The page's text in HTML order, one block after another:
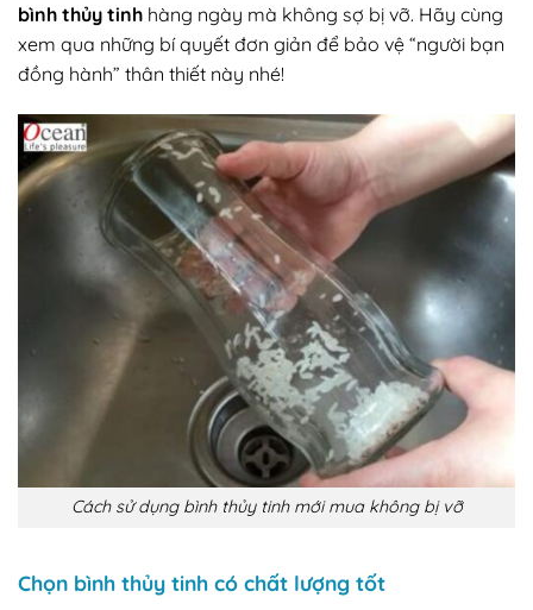
bình thủy tinh hàng ngày mà không sợ bị vỡ. Hãy cùng
xem qua những bí quyết đơn giản để bảo vệ “người bạn
đồng hành” thân thiết này nhé!
Cách sử dụng bình thủy tinh mới mua không bị vỡ
Chọn bình thủy tinh có chất lượng tốt